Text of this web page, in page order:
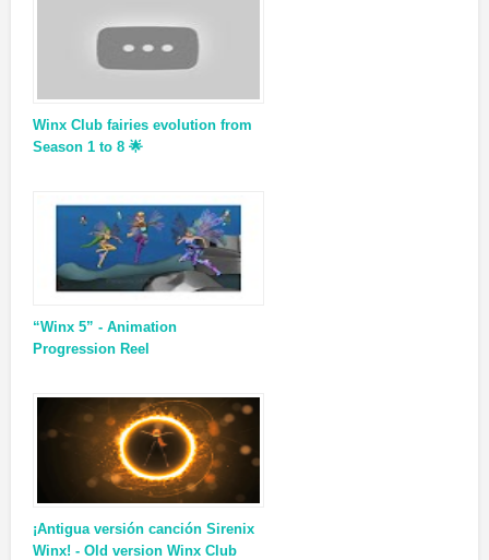
Winx Club fairies evolution from
Season 1 to 8 🌟
“Winx 5” - Animation
Progression Reel
¡Antigua versión canción Sirenix
Winx! - Old version Winx Club